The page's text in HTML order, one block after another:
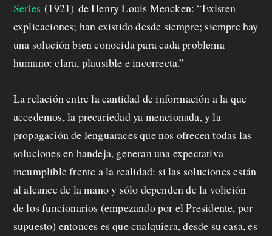
Series (1921) de Henry Louis Mencken: “Existen
explicaciones; han existido desde siempre; siempre hay
una solución bien conocida para cada problema
humano: clara, plausible e incorrecta.”
La relación entre la cantidad de información a la que
accedemos, la precariedad ya mencionada, y la
propagación de lenguaraces que nos ofrecen todas las
soluciones en bandeja, generan una expectativa
incumplible frente a la realidad: si las soluciones están
al alcance de la mano y sólo dependen de la volición
de los funcionarios (empezando por el Presidente, por
supuesto) entonces es que cualquiera, desde su casa, es